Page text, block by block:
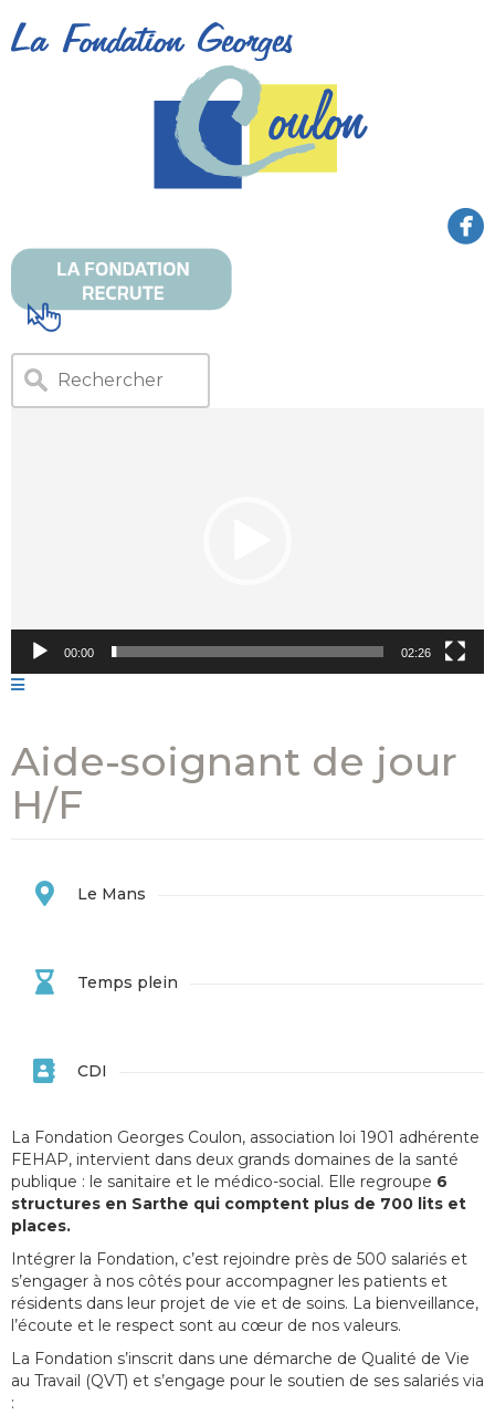
00:00 02:26
Aide-soignant de jour
H/F
Le Mans
Temps plein
CDI
La Fondation Georges Coulon, association loi 1901 adhérente
FEHAP, intervient dans deux grands domaines de la santé
publique : le sanitaire et le médico-social. Elle regroupe 6
structures en Sarthe qui comptent plus de 700 lits et
places.
Intégrer la Fondation, c’est rejoindre près de 500 salariés et
s’engager à nos côtés pour accompagner les patients et
résidents dans leur projet de vie et de soins. La bienveillance,
l’écoute et le respect sont au cœur de nos valeurs.
La Fondation s’inscrit dans une démarche de Qualité de Vie
au Travail (QVT) et s’engage pour le soutien de ses salariés via
: